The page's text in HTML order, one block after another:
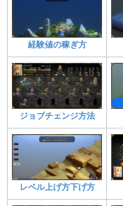
経験値の稼ぎ方
ジョブチェンジ方法
レベル上げ方下げ方